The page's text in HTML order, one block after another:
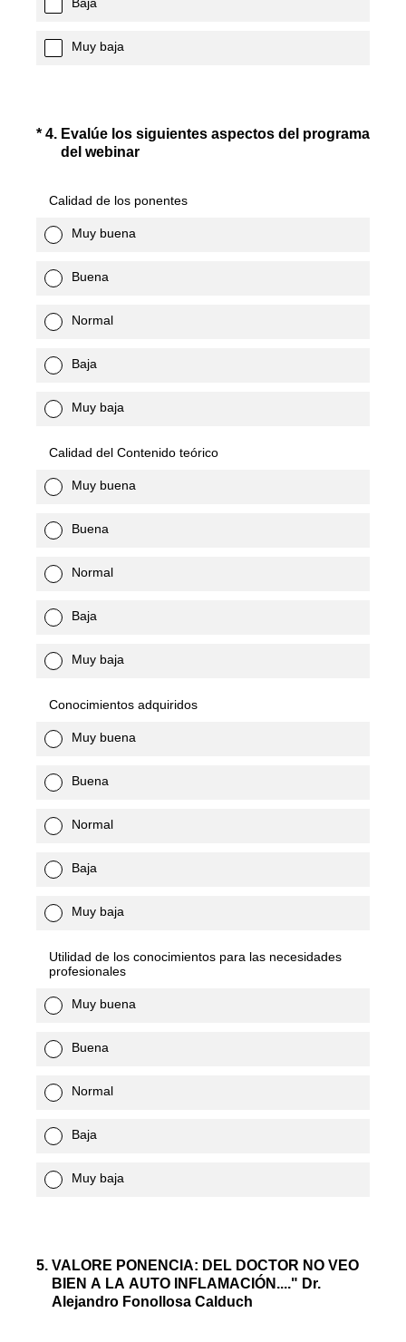
Baja
Muy baja
* 4. Evalúe los siguientes aspectos del programa
del webinar
(Obligatorio).
Calidad de los ponentes
Muy buena
Buena
Normal
Baja
Muy baja
Calidad del Contenido teórico
Muy buena
Buena
Normal
Baja
Muy baja
Conocimientos adquiridos
Muy buena
Buena
Normal
Baja
Muy baja
Utilidad de los conocimientos para las necesidades
profesionales
Muy buena
Buena
Normal
Baja
Muy baja
5. VALORE PONENCIA: DEL DOCTOR NO VEO
BIEN A LA AUTO INFLAMACIÓN...." Dr.
Alejandro Fonollosa Calduch